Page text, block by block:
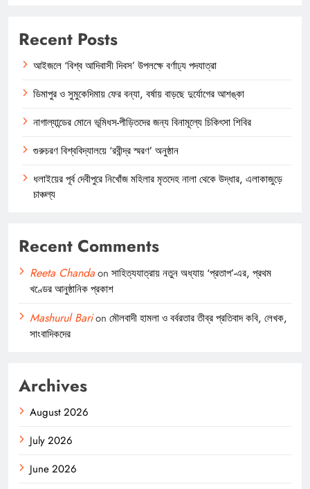
Recent Posts
আইজলে ‘বিশ্ব আদিবাসী দিবস’ উপলক্ষে বর্ণাঢ্য পদযাত্রা
ডিমাপুর ও সুমুকেদিমায় ফের বন্যা, বর্ষায় বাড়ছে দুর্যোগের আশঙ্কা
নাগাল্যান্ডের মোনে ভূমিধস-পীড়িতদের জন্য বিনামূল্যে চিকিৎসা শিবির
গুরুচরণ বিশ্ববিদ্যালয়ে ‘রবীন্দ্র স্মরণ’ অনুষ্ঠান
ধলাইয়ের পূর্ব দেবীপুরে নিখোঁজ মহিলার মৃতদেহ নালা থেকে উদ্ধার, এলাকাজুড়ে
চাঞ্চল্য
Recent Comments
Reeta Chandaon সাহিত্যযাত্রায় নতুন অধ্যায় ‘প্রতাপ’-এর, প্রথম
খণ্ডের আনুষ্ঠানিক প্রকাশ
Mashurul Barion মৌলবাদী হামলা ও বর্বরতার তীব্র প্রতিবাদ কবি, লেখক,
সাংবাদিকদের
Archives
August 2026
July 2026
June 2026